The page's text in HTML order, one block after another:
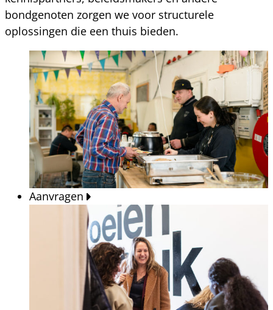
bondgenoten zorgen we voor structurele
oplossingen die een thuis bieden.
Aanvragen